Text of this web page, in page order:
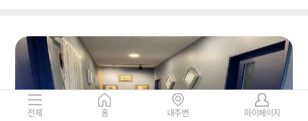
전체 홈 내주변 마이페이지